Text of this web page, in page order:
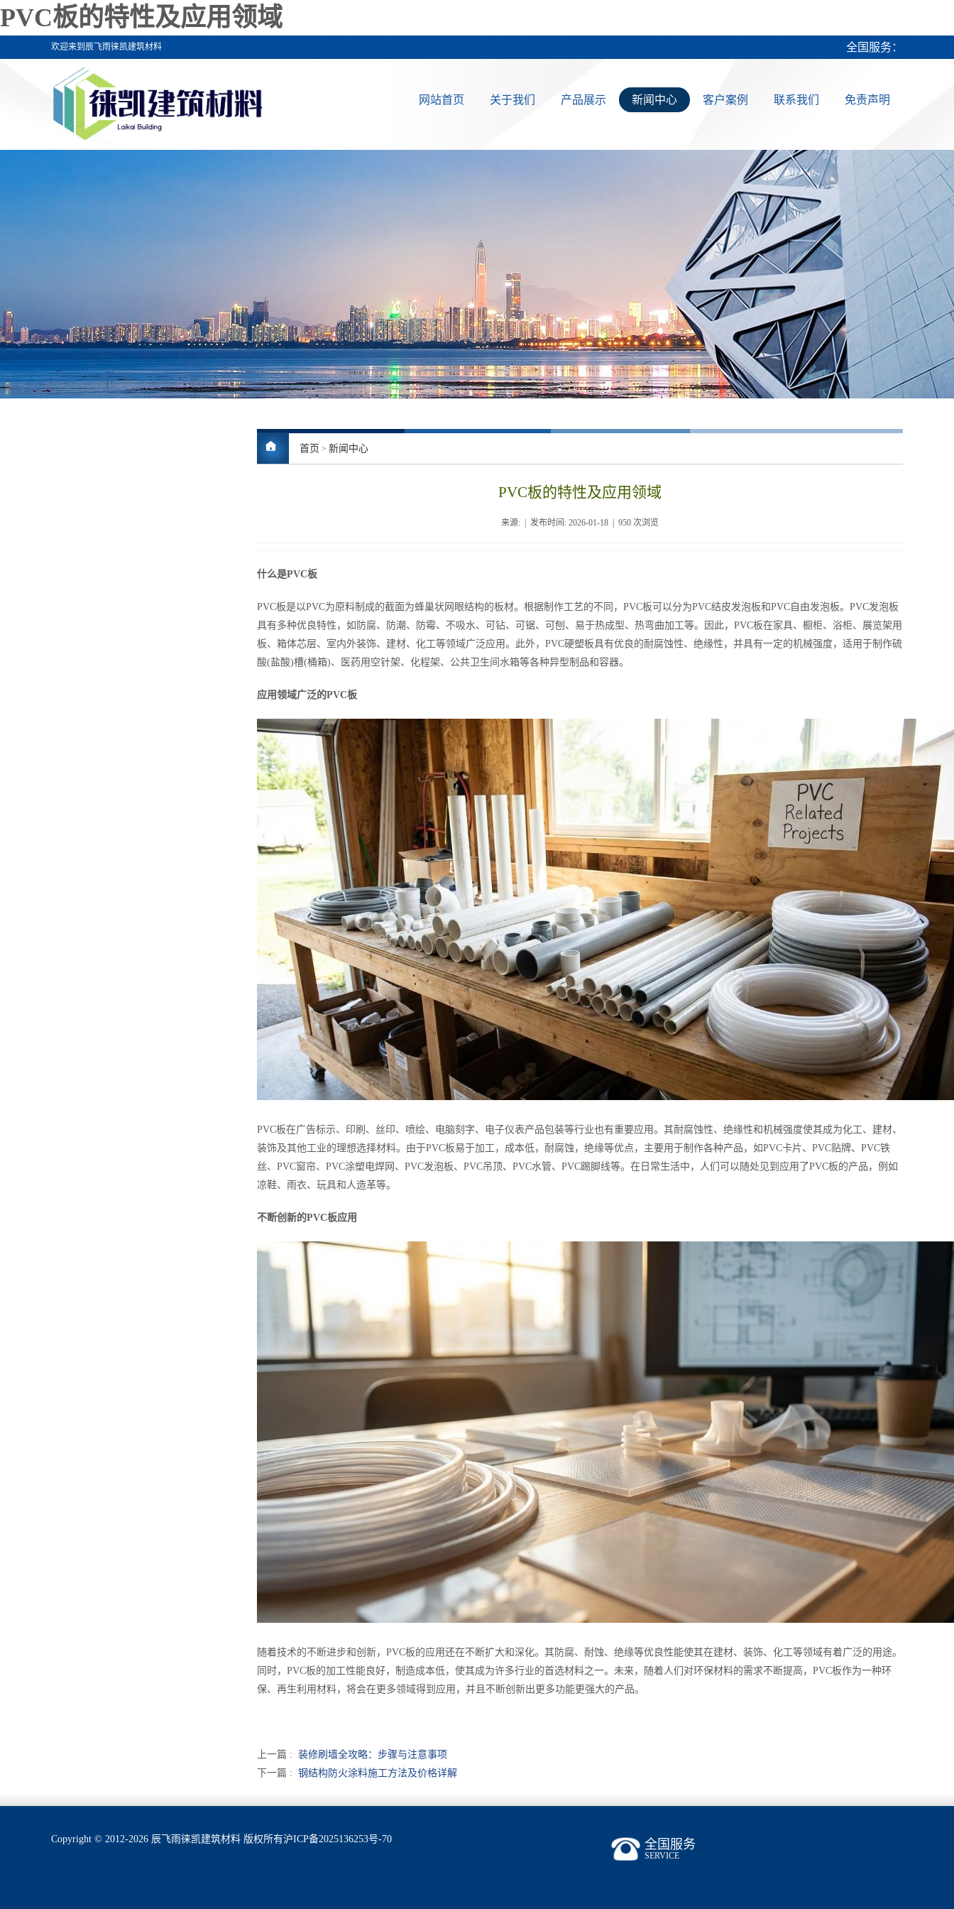
PVC板的特性及应用领域
全国服务：
欢迎来到辰飞雨徕凯建筑材料
网站首页 关于我们 产品展示 新闻中心 客户案例 联系我们 免责声明
首页 > 新闻中心
PVC板的特性及应用领域
来源: | 发布时间: 2026-01-18 | 950 次浏览
什么是PVC板
PVC板是以PVC为原料制成的截面为蜂巢状网眼结构的板材。根据制作工艺的不同，PVC板可以分为PVC结皮发泡板和PVC自由发泡板。PVC发泡板
具有多种优良特性，如防腐、防潮、防霉、不吸水、可钻、可锯、可刨、易于热成型、热弯曲加工等。因此，PVC板在家具、橱柜、浴柜、展览架用
板、箱体芯层、室内外装饰、建材、化工等领域广泛应用。此外，PVC硬塑板具有优良的耐腐蚀性、绝缘性，并具有一定的机械强度，适用于制作硫
酸(盐酸)槽(桶箱)、医药用空针架、化程架、公共卫生间水箱等各种异型制品和容器。
应用领域广泛的PVC板
PVC板在广告标示、印刷、丝印、喷绘、电脑刻字、电子仪表产品包装等行业也有重要应用。其耐腐蚀性、绝缘性和机械强度使其成为化工、建材、
装饰及其他工业的理想选择材料。由于PVC板易于加工，成本低，耐腐蚀，绝缘等优点，主要用于制作各种产品，如PVC卡片、PVC贴牌、PVC铁
丝、PVC窗帘、PVC涂塑电焊网、PVC发泡板、PVC吊顶、PVC水管、PVC踢脚线等。在日常生活中，人们可以随处见到应用了PVC板的产品，例如
凉鞋、雨衣、玩具和人造革等。
不断创新的PVC板应用
随着技术的不断进步和创新，PVC板的应用还在不断扩大和深化。其防腐、耐蚀、绝缘等优良性能使其在建材、装饰、化工等领域有着广泛的用途。
同时，PVC板的加工性能良好，制造成本低，使其成为许多行业的首选材料之一。未来，随着人们对环保材料的需求不断提高，PVC板作为一种环
保、再生利用材料，将会在更多领域得到应用，并且不断创新出更多功能更强大的产品。
上一篇 : 装修刷墙全攻略：步骤与注意事项
下一篇 : 钢结构防火涂料施工方法及价格详解
Copyright © 2012-2026 辰飞雨徕凯建筑材料 版权所有沪ICP备2025136253号-70 全国服务
SERVICE